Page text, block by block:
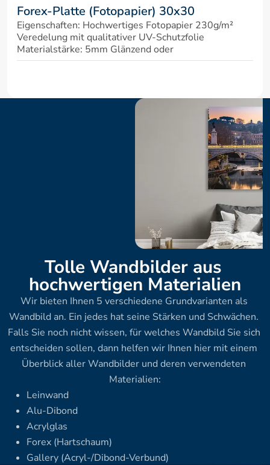
Forex-Platte (Fotopapier) 30x30
Eigenschaften: Hochwertiges Fotopapier 230g/m²
Veredelung mit qualitativer UV-Schutzfolie
Materialstärke: 5mm Glänzend oder
Tolle Wandbilder aus
hochwertigen Materialien
Wir bieten Ihnen 5 verschiedene Grundvarianten als
Wandbild an. Ein jedes hat seine Stärken und Schwächen.
Falls Sie noch nicht wissen, für welches Wandbild Sie sich
entscheiden sollen, dann helfen wir Ihnen hier mit einem
Überblick aller Wandbilder und deren verwendeten
Materialien:
Leinwand
Alu-Dibond
Acrylglas
Forex (Hartschaum)
Gallery (Acryl-/Dibond-Verbund)